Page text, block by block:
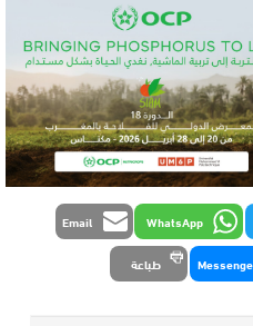
WhatsApp
Email
طباعة